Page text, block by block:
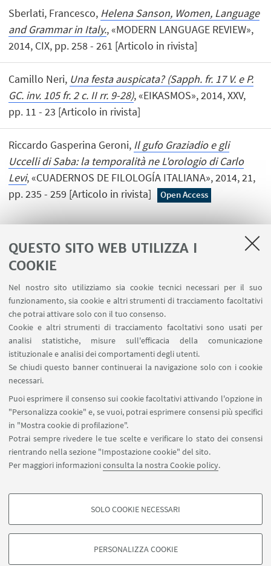
QUESTO SITO WEB UTILIZZA I
COOKIE
Nel nostro sito utilizziamo sia cookie tecnici necessari per il suo
funzionamento, sia cookie e altri strumenti di tracciamento facoltativi
che potrai attivare solo con il tuo consenso.
Cookie e altri strumenti di tracciamento facoltativi sono usati per
analisi statistiche, misure sull'efficacia della comunicazione
istituzionale e analisi dei comportamenti degli utenti.
Se chiudi questo banner continuerai la navigazione solo con i cookie
necessari.
Puoi esprimere il consenso sui cookie facoltativi attivando l'opzione in
"Personalizza cookie" e, se vuoi, potrai esprimere consensi più specifici
in "Mostra cookie di profilazione".
Potrai sempre rivedere le tue scelte e verificare lo stato dei consensi
rientrando nella sezione "Impostazione cookie" del sito.
Per maggiori informazioniconsulta la nostra Cookie policy.
COOKIE DI PROFILAZIONE - FACOLTATIVI
degli utenti, creare profili in base al loro comportamento sul sito, per analisi
SOLO COOKIE NECESSARI
PERSONALIZZA COOKIE
Sberlati, Francesco, Helena Sanson, Women, Language
and Grammar in Italy., «MODERN LANGUAGE REVIEW»,
2014, CIX, pp. 258 - 261 [Articolo in rivista]
Camillo Neri, Una festa auspicata? (Sapph. fr. 17 V. e P.
GC. inv. 105 fr. 2 c. II rr. 9-28), «EIKASMOS», 2014, XXV,
pp. 11 - 23 [Articolo in rivista]
Riccardo Gasperina Geroni, Il gufo Graziadio e gli
Uccelli di Saba: la temporalità ne L'orologio di Carlo
Levi, «CUADERNOS DE FILOLOGÍA ITALIANA», 2014, 21,
pp. 235 - 259 [Articolo in rivista]
Open Access
1 2 3 4 5
LINK UTILI
Contatti
Area riservata
SEGUI UNIBO SU:
APP:
©Copyright 2026 - ALMA MATER STUDIORUM - Università di
Bologna - Via Zamboni, 33 - 40126 Bologna - PI: 01131710376 - CF:
80007010376